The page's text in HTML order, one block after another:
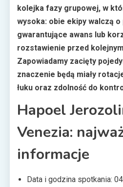
kolejka fazy grupowej, w
wysoka: obie ekipy walczą o
gwarantujące awans lub
rozstawienie przed
Zapowiadamy zacięty
znaczenie będą miały
łuku oraz zdolność do
Hapoel
Venezia:
informacje
Data i godzina spotkania: